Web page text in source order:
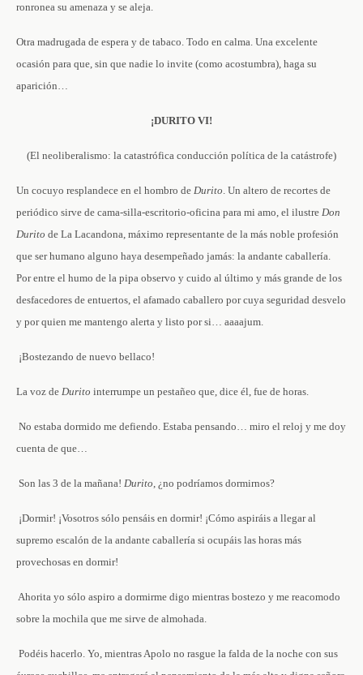
ronronea su amenaza y se aleja.
Otra madrugada de espera y de tabaco. Todo en calma. Una excelente
ocasión para que, sin que nadie lo invite (como acostumbra), haga su
aparición…
¡DURITO VI!
(El neoliberalismo: la catastrófica conducción política de la catástrofe)
Un cocuyo resplandece en el hombro de Durito. Un altero de recortes de
periódico sirve de cama-silla-escritorio-oficina para mi amo, el ilustre Don
Durito de La Lacandona, máximo representante de la más noble profesión
que ser humano alguno haya desempeñado jamás: la andante caballería.
Por entre el humo de la pipa observo y cuido al último y más grande de los
desfacedores de entuertos, el afamado caballero por cuya seguridad desvelo
y por quien me mantengo alerta y listo por si… aaaajum.
­ ¡Bostezando de nuevo bellaco!
La voz de Durito interrumpe un pestañeo que, dice él, fue de horas.
­ No estaba dormido ­me defiendo­. Estaba pensando… ­miro el reloj y me doy
cuenta de que…
­ Son las 3 de la mañana! Durito, ¿no podríamos dormirnos?
­ ¡Dormir! ¡Vosotros sólo pensáis en dormir! ¡Cómo aspiráis a llegar al
supremo escalón de la andante caballería si ocupáis las horas más
provechosas en dormir!
­ Ahorita yo sólo aspiro a dormirme ­digo mientras bostezo y me reacomodo
sobre la mochila que me sirve de almohada.
­ Podéis hacerlo. Yo, mientras Apolo no rasgue la falda de la noche con sus